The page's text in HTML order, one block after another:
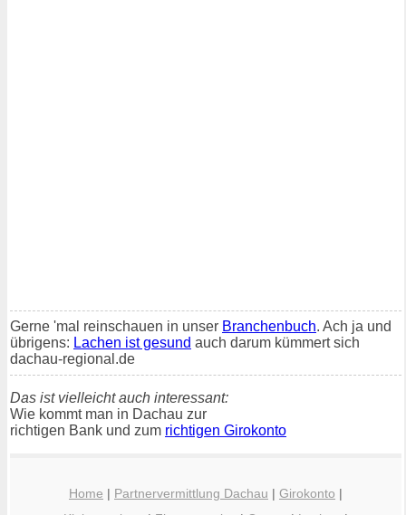
Gerne 'mal reinschauen in unser Branchenbuch. Ach ja und
übrigens: Lachen ist gesund auch darum kümmert sich
dachau-regional.de
Das ist vielleicht auch interessant:
Wie kommt man in Dachau zur
richtigen Bank und zum richtigen Girokonto
Home | Partnervermittlung Dachau | Girokonto |